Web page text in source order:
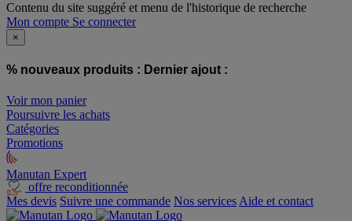
Contenu du site suggéré et menu de l'historique de recherche
Mon compte Se connecter
×
% nouveaux produits : Dernier ajout :
Voir mon panier
Poursuivre les achats
Catégories
Promotions
Manutan Expert
offre reconditionnée
Mes devis Suivre une commande Nos services Aide et contact